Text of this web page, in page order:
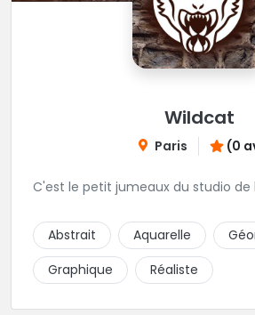
Wildcat
Paris (0
C'est le petit jumeaux du studio de
Abstrait Aquarelle
Graphique
Réaliste